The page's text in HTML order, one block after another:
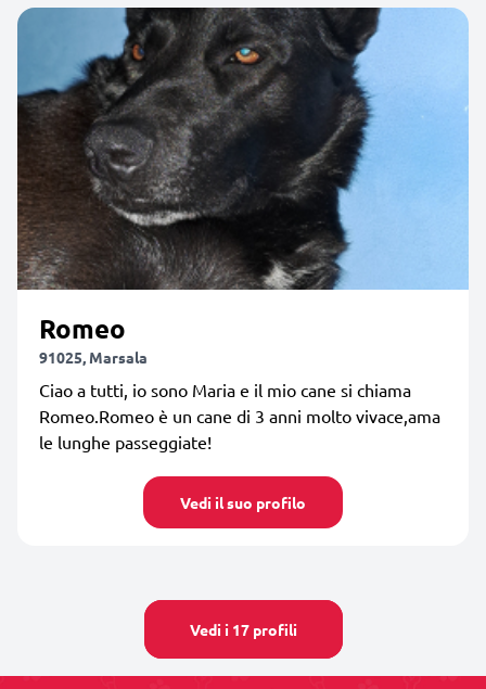
Romeo
91025, Marsala
Ciao a tutti, io sono Maria e il mio cane si chiama
Romeo.Romeo è un cane di 3 anni molto vivace,ama
le lunghe passeggiate!
Vedi il suo profilo
Vedi i 17 profili